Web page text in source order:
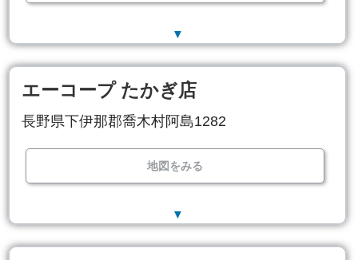
▼
エーコープ たかぎ店
長野県下伊那郡喬木村阿島1282
地図をみる
▼